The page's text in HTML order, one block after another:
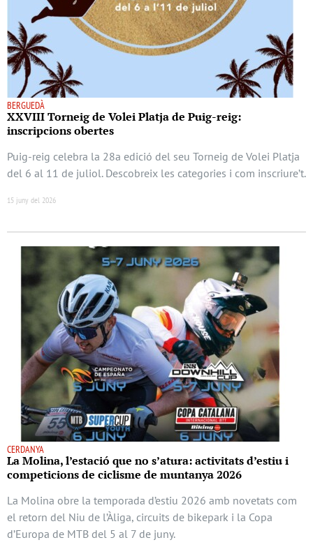
BERGUEDÀ
XXVIII Torneig de Volei Platja de Puig-reig:
inscripcions obertes
Puig-reig celebra la 28a edició del seu Torneig de Volei Platja
del 6 al 11 de juliol. Descobreix les categories i com inscriure’t.
15 juny del 2026
CERDANYA
La Molina, l’estació que no s’atura: activitats d’estiu i
competicions de ciclisme de muntanya 2026
La Molina obre la temporada d’estiu 2026 amb novetats com
el retorn del Niu de l’Àliga, circuits de bikepark i la Copa
d’Europa de MTB del 5 al 7 de juny.